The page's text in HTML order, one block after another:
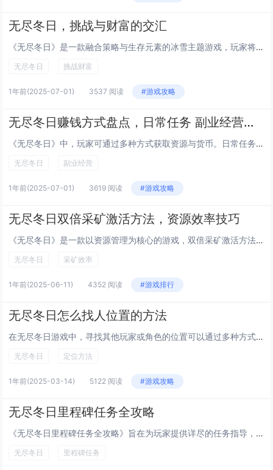
无尽冬日，挑战与财富的交汇
《无尽冬日》是一款融合策略与生存元素的冰雪主题游戏，玩家将在严寒世界中收集资源、建造庇护所，并与其他玩家合作或对抗。随着气温持续下降，挑战不断升级，但机遇也随之而来，丰富的资源与隐藏宝藏吸引着勇敢者深入探索。在这个充满危险与希望的世界里，只...
无尽冬日 挑战财富
1年前(2025-07-01) 3537 阅读 #游戏攻略
无尽冬日赚钱方式盘点，日常任务 副业经营双收益攻略
《无尽冬日》中，玩家可通过多种方式获取资源与货币。日常任务是稳定收益的基础，包括采集、狩猎和完成NPC委托等。发展副业如经营商店、炼金制药或打造装备，也能带来持续收入。合理安排时间，兼顾主线推进与副业经营，将大幅提升游戏体验与财富积累效率。...
无尽冬日 副业经营
1年前(2025-07-01) 3619 阅读 #游戏攻略
无尽冬日双倍采矿激活方法，资源效率技巧
《无尽冬日》是一款以资源管理为核心的游戏，双倍采矿激活方法和资源效率提升是玩家关注的重点。要激活双倍采矿，可通过完成特定任务、升级建筑或使用游戏内道具实现。合理规划矿点分布、优化工人调度以及充分利用季节性增益，可显著提高资源采集效率。建议优...
无尽冬日 采矿效率
1年前(2025-06-11) 4352 阅读 #游戏排行
无尽冬日怎么找人位置的方法
在无尽冬日游戏中，寻找其他玩家或角色的位置可以通过多种方式实现。利用地图标记和小地图显示的信息，可以初步判断目标的大致方位。游戏内的足迹、声音传播方向等线索也能帮助精准定位。使用特定道具如望远镜、探测器等工具可进一步提升搜索效率。与队友保持...
无尽冬日 定位方法
1年前(2025-03-14) 5122 阅读 #游戏攻略
无尽冬日里程碑任务全攻略
《无尽冬日里程碑任务全攻略》旨在为玩家提供详尽的任务指导，帮助顺利达成游戏内的重要目标。本攻略涵盖任务触发条件、关键步骤解析及资源优化建议，特别针对采集、建造与生存挑战等核心内容展开说明。通过合理规划行动路线与技能升级，玩家可更高效地积累物...
无尽冬日 里程碑任务